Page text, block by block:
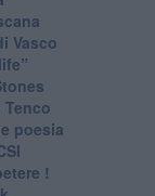
Vasco
poesia
!